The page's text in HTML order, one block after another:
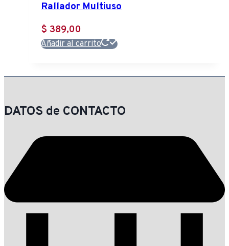
Rallador Multiuso
$ 389,00
Añadir al carrito
DATOS de CONTACTO